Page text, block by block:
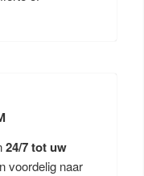
24/7 tot uw
voordelig naar